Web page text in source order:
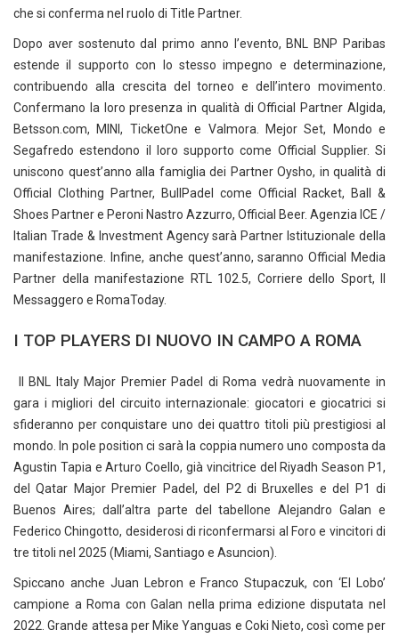
che si conferma nel ruolo di Title Partner.
Dopo aver sostenuto dal primo anno l’evento, BNL BNP Paribas
estende il supporto con lo stesso impegno e determinazione,
contribuendo alla crescita del torneo e dell’intero movimento.
Confermano la loro presenza in qualità di Official Partner Algida,
Betsson.com, MINI, TicketOne e Valmora. Mejor Set, Mondo e
Segafredo estendono il loro supporto come Official Supplier. Si
uniscono quest’anno alla famiglia dei Partner Oysho, in qualità di
Official Clothing Partner, BullPadel come Official Racket, Ball &
Shoes Partner e Peroni Nastro Azzurro, Official Beer. Agenzia ICE /
Italian Trade & Investment Agency sarà Partner Istituzionale della
manifestazione. Infine, anche quest’anno, saranno Official Media
Partner della manifestazione RTL 102.5, Corriere dello Sport, Il
Messaggero e RomaToday.
I TOP PLAYERS DI NUOVO IN CAMPO A ROMA
Il BNL Italy Major Premier Padel di Roma vedrà nuovamente in
gara i migliori del circuito internazionale: giocatori e giocatrici si
sfideranno per conquistare uno dei quattro titoli più prestigiosi al
mondo. In pole position ci sarà la coppia numero uno composta da
Agustin Tapia e Arturo Coello, già vincitrice del Riyadh Season P1,
del Qatar Major Premier Padel, del P2 di Bruxelles e del P1 di
Buenos Aires; dall’altra parte del tabellone Alejandro Galan e
Federico Chingotto, desiderosi di riconfermarsi al Foro e vincitori di
tre titoli nel 2025 (Miami, Santiago e Asuncion).
Spiccano anche Juan Lebron e Franco Stupaczuk, con ‘El Lobo’
campione a Roma con Galan nella prima edizione disputata nel
2022. Grande attesa per Mike Yanguas e Coki Nieto, così come per